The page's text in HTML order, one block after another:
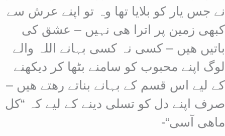
نے جس یار کو بلایا تھا وہ تو اپنے عرش سے
کبھی زمین پر اترا ھی نہیں – عشق کی
باتیں ھیں – کسی نہ کسی بہانے اللہ والے
لوگ اپنے محبوب کو سامنے بٹھا کر دیکھنے
کے لیے اس قسم کے بہانے بناتے رھتے ھیں –
صرف اپنے دل کو تسلی دینے کے لیے کہ “کل
ماھی آسی“-